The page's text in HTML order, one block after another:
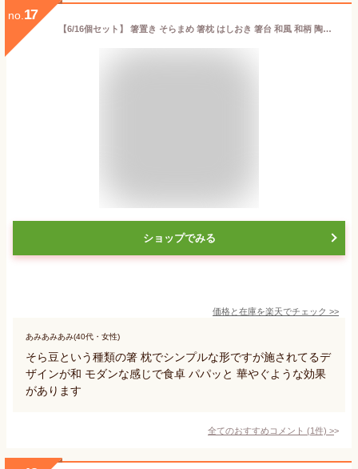
no. 17
【6/16個セット】 箸置き そらまめ 箸枕 はしおき 箸台 和風 和柄 陶器 お箸置き 可愛い おしゃれ プレゼント 送料無料
ショップでみる
価格と在庫を楽天でチェック >>
あみあみあみ(40代・女性)
そら豆という種類の箸 枕でシンプルな形ですが施されてるデ
ザインが和 モダンな感じで食卓 パパッと 華やぐような効果
があります
全てのおすすめコメント (1件) >